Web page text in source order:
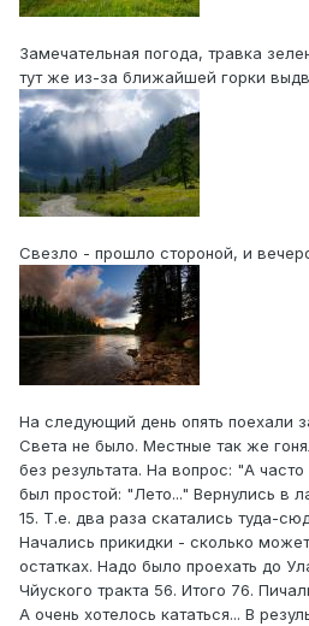
Замечательная погода, травка
тут же из-за ближайшей горки
Свезло - прошло стороной, и
На следующий день опять поехали
Света не было. Местные так же
без результата. На вопрос: "А
был простой: "Лето..." Вернулись в
15. Т.е. два раза скатались туда-
Начались прикидки - сколько
остатках. Надо было проехать до
Чйуского тракта 56. Итого 76.
А очень хотелось кататься... В